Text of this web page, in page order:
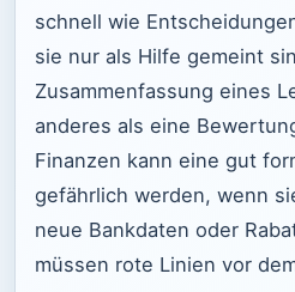
schnell wie
sie nur als Hilfe gemeint
Zusammenfassung eines
anderes als eine
Finanzen kann eine gut
gefährlich werden, wenn
neue Bankdaten oder
müssen rote Linien vor